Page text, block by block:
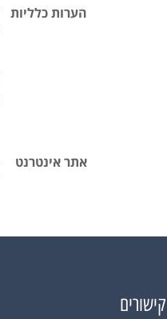
הערות כלליות
אתר אינטרנט
קישורים